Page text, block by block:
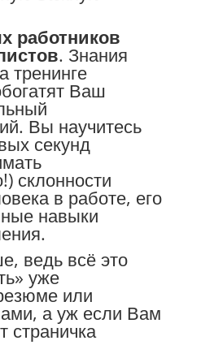
работников
. Знания
тренинге
Ваш
Вы научитесь
секунд
склонности
в работе, его
навыки
ведь всё это
уже
или
а уж если Вам
страничка